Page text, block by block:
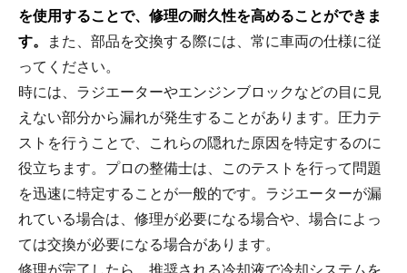
を使用することで、修理の耐久性を高めることができま
す。
また、部品を交換する際には、常に車両の仕様に従
ってください。
時には、ラジエーターやエンジンブロックなどの目に見
えない部分から漏れが発生することがあります。圧力テ
ストを行うことで、これらの隠れた原因を特定するのに
役立ちます。プロの整備士は、このテストを行って問題
を迅速に特定することが一般的です。ラジエーターが漏
れている場合は、修理が必要になる場合や、場合によっ
ては交換が必要になる場合があります。
修理が完了したら、推奨される冷却液で冷却システムを